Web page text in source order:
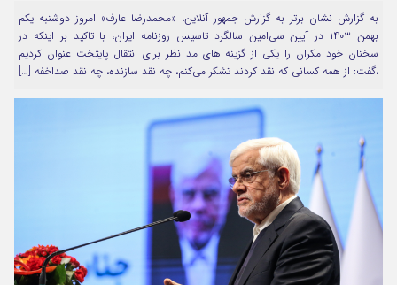
مرا به خاطر بسپار
Forget Password
به گزارش نشان برتر به گزارش جمهور آنلاین، «محمدرضا عارف» امروز دوشنبه یکم
بهمن ۱۴۰۳ در آیین سی‌امین سالگرد تاسیس روزنامه ایران، با تاکید بر اینکه در
سخنان خود مکران را یکی از گزینه های مد نظر برای انتقال پایتخت عنوان کردیم
،گفت: از همه کسانی که نقد کردند تشکر می‌کنم، چه نقد سازنده، چه نقد صداخفه […]